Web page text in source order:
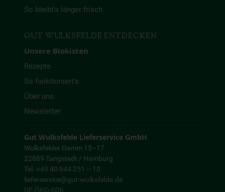
So bleibt’s länger frisch
GUT WULKSFELDE ENTDECKEN
Unsere Biokisten
Rezepte
So funktioniert’s
Über uns
Newsletter
Gut Wulksfelde Lieferservice GmbH
Wulksfelder Damm 15–17
22889 Tangstedt / Hamburg
Tel. +49 40 644 251 – 10
lieferservice@gut-wulksfelde.de
DE-ÖKO-006